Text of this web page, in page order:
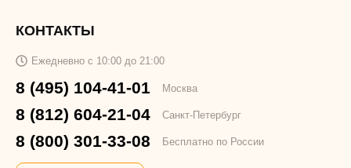
КОНТАКТЫ
Ежедневно с 10:00 до 21:00
8 (495) 104-41-01 Москва
8 (812) 604-21-04 Санкт-Петербург
8 (800) 301-33-08 Бесплатно по России